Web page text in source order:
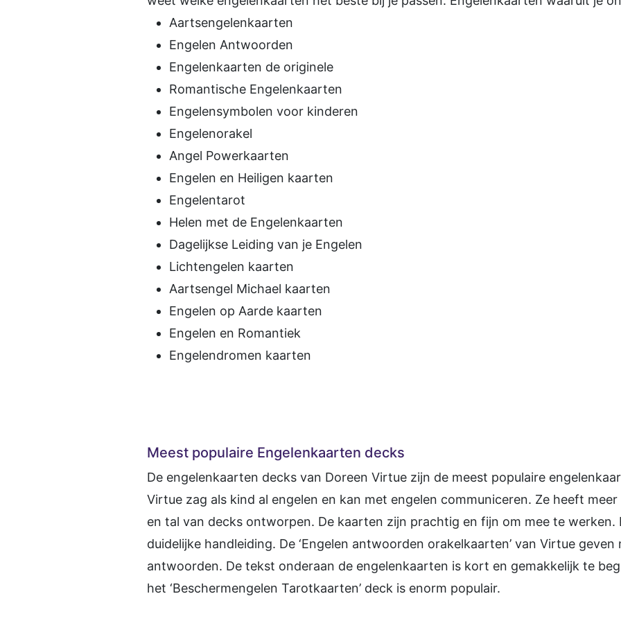
Aartsengelenkaarten
Engelen Antwoorden
Engelenkaarten de originele
Romantische Engelenkaarten
Engelensymbolen voor kinderen
Engelenorakel
Angel Powerkaarten
Engelen en Heiligen kaarten
Engelentarot
Helen met de Engelenkaarten
Dagelijkse Leiding van je Engelen
Lichtengelen kaarten
Aartsengel Michael kaarten
Engelen op Aarde kaarten
Engelen en Romantiek
Engelendromen kaarten
Meest populaire Engelenkaarten decks
De engelenkaarten decks van Doreen Virtue zijn de meest populaire
Virtue zag als kind al engelen en kan met engelen communiceren. Ze heeft
en tal van decks ontworpen. De kaarten zijn prachtig en fijn om mee te werken.
duidelijke handleiding. De ‘Engelen antwoorden orakelkaarten’ van Virtue geven
antwoorden. De tekst onderaan de engelenkaarten is kort en gemakkelijk te
het ‘Beschermengelen Tarotkaarten’ deck is enorm populair.